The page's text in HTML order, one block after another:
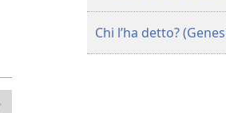
Chi l’ha detto?